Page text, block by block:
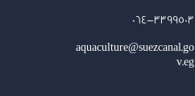
064-3399503
aquaculture@suezcanal.go
v.eg